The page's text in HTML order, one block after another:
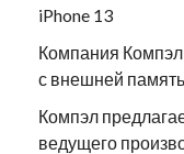
iPhone 13
Компания
с внешней
Компэл
ведущего